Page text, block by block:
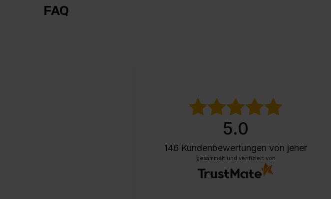
FAQ
5.0
146 Kundenbewertungen von jeher
gesammelt und verifiziert von